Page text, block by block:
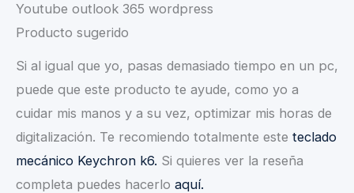
Youtube outlook 365 wordpress
Producto sugerido
Si al igual que yo, pasas demasiado tiempo en un pc,
puede que este producto te ayude, como yo a
cuidar mis manos y a su vez, optimizar mis horas de
digitalización. Te recomiendo totalmente este teclado
mecánico Keychron k6. Si quieres ver la reseña
completa puedes hacerlo aquí.